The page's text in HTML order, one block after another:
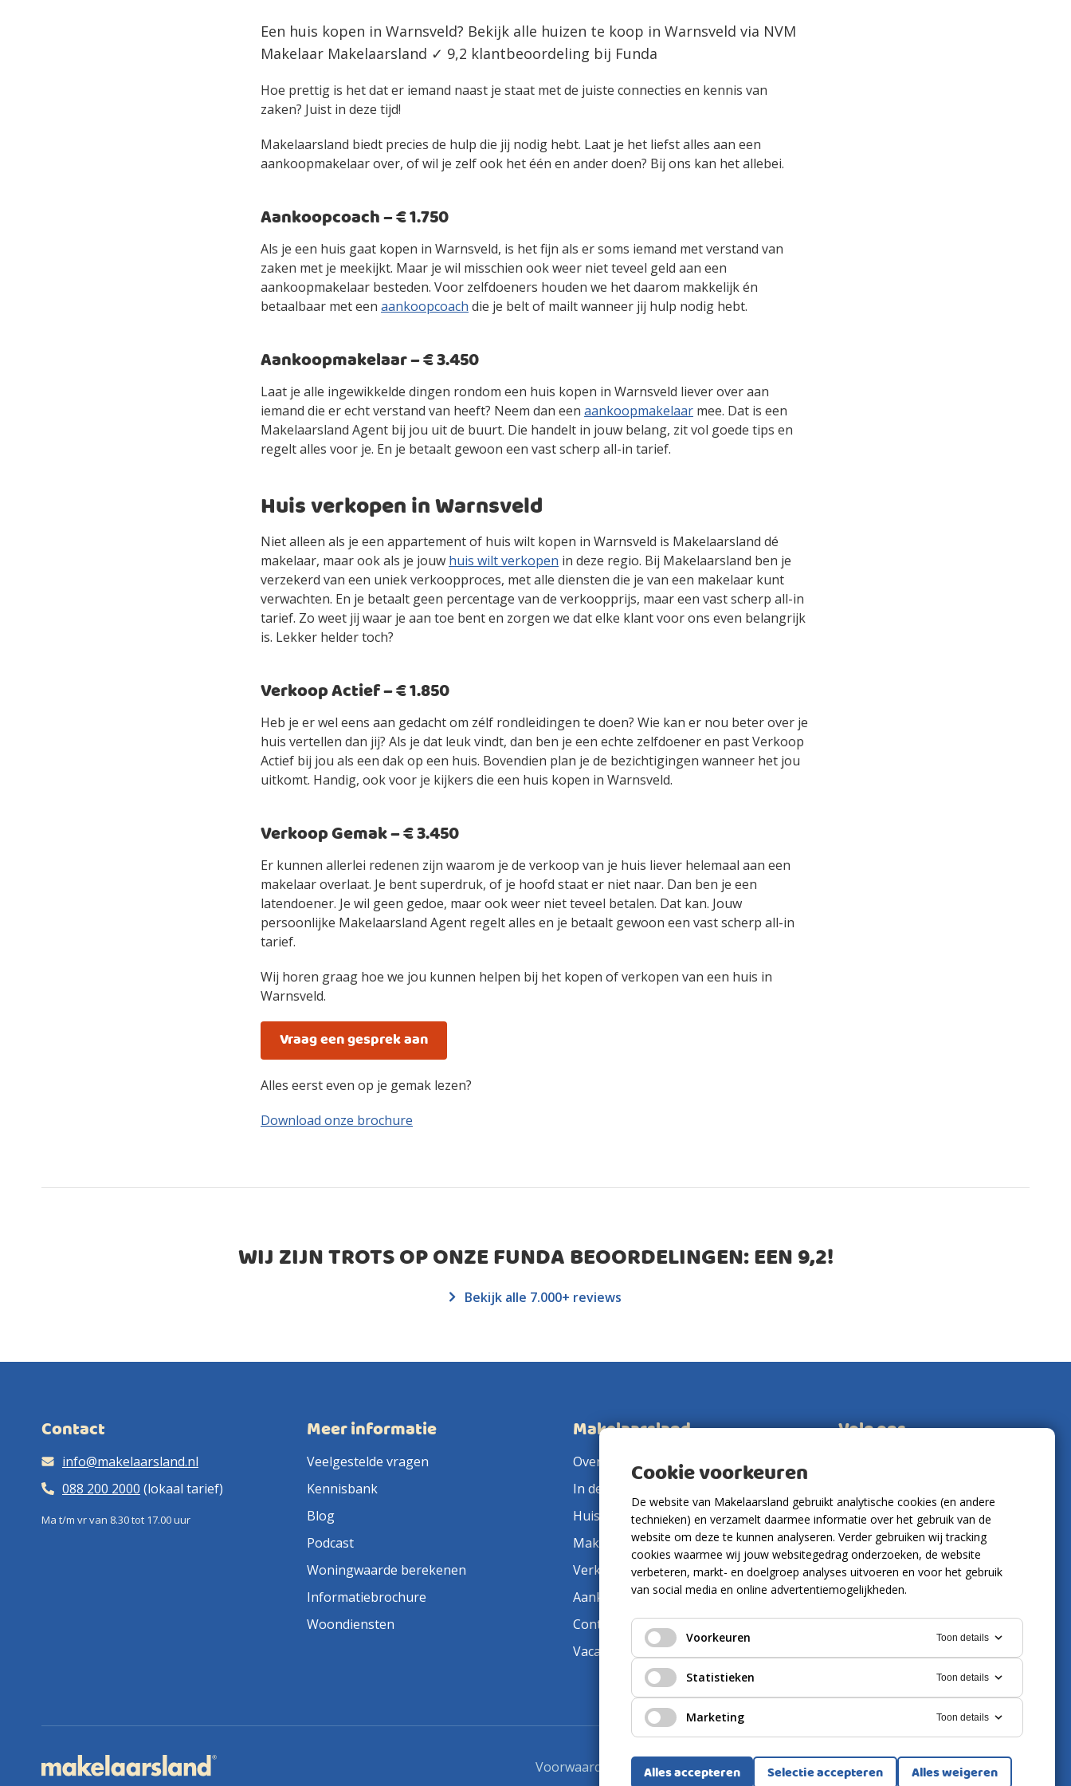
Een huis kopen in Warnsveld? Bekijk alle huizen te koop in Warnsveld via NVM
Makelaar Makelaarsland ✓ 9,2 klantbeoordeling bij Funda
Hoe prettig is het dat er iemand naast je staat met de juiste connecties en kennis van
zaken? Juist in deze tijd!
Makelaarsland biedt precies de hulp die jij nodig hebt. Laat je het liefst alles aan een
aankoopmakelaar over, of wil je zelf ook het één en ander doen? Bij ons kan het allebei.
Aankoopcoach – € 1.750
Als je een huis gaat kopen in Warnsveld, is het fijn als er soms iemand met verstand van
zaken met je meekijkt. Maar je wil misschien ook weer niet teveel geld aan een
aankoopmakelaar besteden. Voor zelfdoeners houden we het daarom makkelijk én
betaalbaar met een aankoopcoach die je belt of mailt wanneer jij hulp nodig hebt.
Aankoopmakelaar – € 3.450
Laat je alle ingewikkelde dingen rondom een huis kopen in Warnsveld liever over aan
iemand die er echt verstand van heeft? Neem dan een aankoopmakelaar mee. Dat is een
Makelaarsland Agent bij jou uit de buurt. Die handelt in jouw belang, zit vol goede tips en
regelt alles voor je. En je betaalt gewoon een vast scherp all-in tarief.
Huis verkopen in Warnsveld
Niet alleen als je een appartement of huis wilt kopen in Warnsveld is Makelaarsland dé
makelaar, maar ook als je jouw huis wilt verkopen in deze regio. Bij Makelaarsland ben je
verzekerd van een uniek verkoopproces, met alle diensten die je van een makelaar kunt
verwachten. En je betaalt geen percentage van de verkoopprijs, maar een vast scherp all-in
tarief. Zo weet jij waar je aan toe bent en zorgen we dat elke klant voor ons even belangrijk
is. Lekker helder toch?
Verkoop Actief – € 1.850
Heb je er wel eens aan gedacht om zélf rondleidingen te doen? Wie kan er nou beter over je
huis vertellen dan jij? Als je dat leuk vindt, dan ben je een echte zelfdoener en past Verkoop
Actief bij jou als een dak op een huis. Bovendien plan je de bezichtigingen wanneer het jou
uitkomt. Handig, ook voor je kijkers die een huis kopen in Warnsveld.
Verkoop Gemak – € 3.450
Er kunnen allerlei redenen zijn waarom je de verkoop van je huis liever helemaal aan een
makelaar overlaat. Je bent superdruk, of je hoofd staat er niet naar. Dan ben je een
latendoener. Je wil geen gedoe, maar ook weer niet teveel betalen. Dat kan. Jouw
persoonlijke Makelaarsland Agent regelt alles en je betaalt gewoon een vast scherp all-in
tarief.
Wij horen graag hoe we jou kunnen helpen bij het kopen of verkopen van een huis in
Warnsveld.
Vraag een gesprek aan
Alles eerst even op je gemak lezen?
Download onze brochure
WIJ ZIJN TROTS OP ONZE FUNDA BEOORDELINGEN: EEN9,2!
Bekijk alle 7.000+ reviews
Contact
info@makelaarsland.nl
088 200 2000 (lokaal tarief)
Ma t/m vr van 8.30 tot 17.00 uur
Meer informatie
Veelgestelde vragen
Kennisbank
Blog
Podcast
Woningwaarde berekenen
Informatiebrochure
Woondiensten
Makelaarsland
Over ons
In de pers
Huis verkopen
Makelaar in de buurt
Verkoopmakelaar
Aankoopmakelaar
Contact
Vacatures
Volg ons
Voorwaarden Privacyverklaring Cookies
Cookie voorkeuren
De website van Makelaarsland gebruikt analytische cookies (en andere
technieken) en verzamelt daarmee informatie over het gebruik van de
website om deze te kunnen analyseren. Verder gebruiken wij tracking
cookies waarmee wij jouw websitegedrag onderzoeken, de website
verbeteren, markt- en doelgroep analyses uitvoeren en voor het gebruik
van social media en online advertentiemogelijkheden.
Voorkeuren Toon details
Statistieken Toon details
Marketing Toon details
Alles accepteren Selectie accepteren Alles weigeren